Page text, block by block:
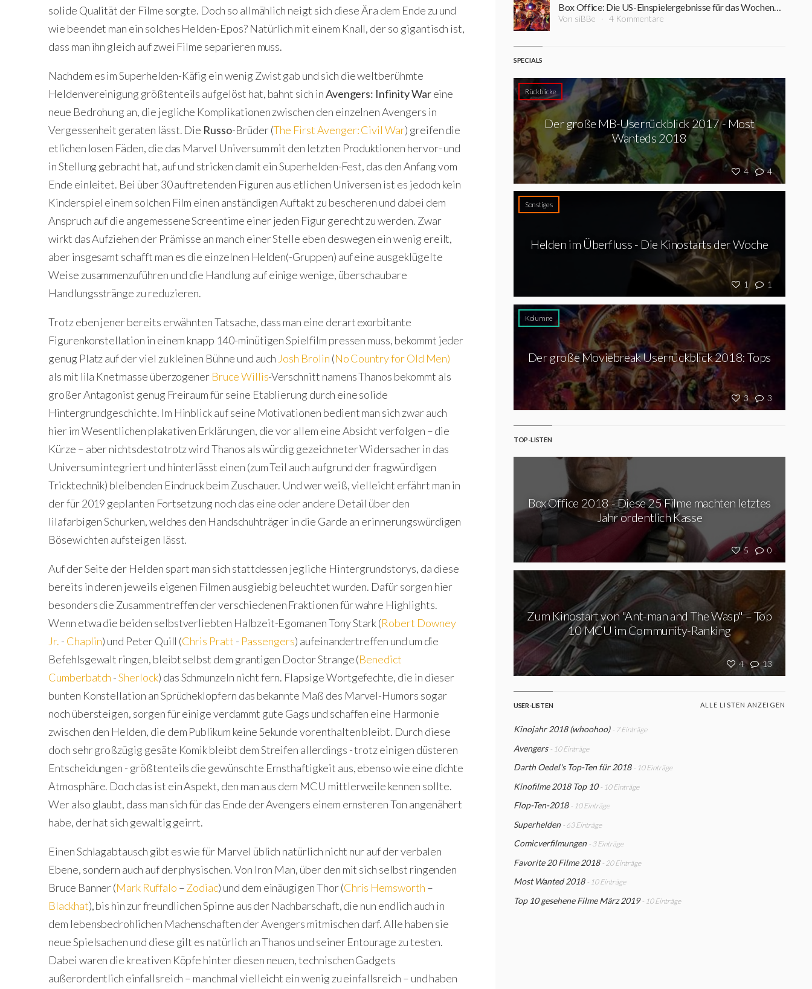
solide Qualität der Filme sorgte. Doch so allmählich neigt sich diese Ära dem Ende zu und
wie beendet man ein solches Helden-Epos? Natürlich mit einem Knall, der so gigantisch ist,
dass man ihn gleich auf zwei Filme separieren muss.
Nachdem es im Superhelden-Käfig ein wenig Zwist gab und sich die weltberühmte
Heldenvereinigung größtenteils aufgelöst hat, bahnt sich inAvengers: Infinity Wareine
neue Bedrohung an, die jegliche Komplikationen zwischen den einzelnen Avengers in
Vergessenheit geraten lässt. Die Russo-Brüder (The First Avenger: Civil War) greifen die
etlichen losen Fäden, die das Marvel Universum mit den letzten Produktionen hervor- und
in Stellung gebracht hat, auf und stricken damit ein Superhelden-Fest, das den Anfang vom
Ende einleitet. Bei über 30 auftretenden Figuren aus etlichen Universen ist es jedoch kein
Kinderspiel einem solchen Film einen anständigen Auftakt zu bescheren und dabei dem
Anspruch auf die angemessene Screentime einer jeden Figur gerecht zu werden. Zwar
wirkt das Aufziehen der Prämisse an manch einer Stelle eben deswegen ein wenig ereilt,
aber insgesamt schafft man es die einzelnen Helden(-Gruppen) auf eine ausgeklügelte
Weise zusammenzuführen und die Handlung auf einige wenige, überschaubare
Handlungsstränge zu reduzieren.
Trotz eben jener bereits erwähnten Tatsache, dass man eine derart exorbitante
Figurenkonstellation in einem knapp 140-minütigen Spielfilm pressen muss, bekommt jeder
genug Platz auf der viel zu kleinen Bühne und auch Josh Brolin (No Country for Old Men)
als mit lila Knetmasse überzogener Bruce Willis-Verschnitt namens Thanos bekommt als
großer Antagonist genug Freiraum für seine Etablierung durch eine solide
Hintergrundgeschichte. Im Hinblick auf seine Motivationen bedient man sich zwar auch
hier im Wesentlichen plakativen Erklärungen, die vor allem eine Absicht verfolgen – die
Kürze – aber nichtsdestotrotz wird Thanos als würdig gezeichneter Widersacher in das
Universum integriert und hinterlässt einen (zum Teil auch aufgrund der fragwürdigen
Tricktechnik) bleibenden Eindruck beim Zuschauer. Und wer weiß, vielleicht erfährt man in
der für 2019 geplanten Fortsetzung noch das eine oder andere Detail über den
lilafarbigen Schurken, welches den Handschuhträger in die Garde an erinnerungswürdigen
Bösewichten aufsteigen lässt.
Auf der Seite der Helden spart man sich stattdessen jegliche Hintergrundstorys, da diese
bereits in deren jeweils eigenen Filmen ausgiebig beleuchtet wurden. Dafür sorgen hier
besonders die Zusammentreffen der verschiedenen Fraktionen für wahre Highlights.
Wenn etwa die beiden selbstverliebten Halbzeit-Egomanen Tony Stark (Robert Downey
Jr. - Chaplin) und Peter Quill (Chris Pratt - Passengers) aufeinandertreffen und um die
Befehlsgewalt ringen, bleibt selbst dem grantigen Doctor Strange (Benedict
Cumberbatch -Sherlock) das Schmunzeln nicht fern. Flapsige Wortgefechte, die in dieser
bunten Konstellation an Sprücheklopfern das bekannte Maß des Marvel-Humors sogar
noch übersteigen, sorgen für einige verdammt gute Gags und schaffen eine Harmonie
zwischen den Helden, die dem Publikum keine Sekunde vorenthalten bleibt. Durch diese
doch sehr großzügig gesäte Komik bleibt dem Streifen allerdings - trotz einigen düsteren
Entscheidungen - größtenteils die gewünschte Ernsthaftigkeit aus, ebenso wie eine dichte
Atmosphäre. Doch das ist ein Aspekt, den man aus dem MCU mittlerweile kennen sollte.
Wer also glaubt, dass man sich für das Ende der Avengers einem ernsteren Ton angenähert
habe, der hat sich gewaltig geirrt.
Einen Schlagabtausch gibt es wie für Marvel üblich natürlich nicht nur auf der verbalen
Ebene, sondern auch auf der physischen. Von Iron Man, über den mit sich selbst ringenden
Bruce Banner (Mark Ruffalo –Zodiac) und dem einäugigen Thor (Chris Hemsworth –
Blackhat), bis hin zur freundlichen Spinne aus der Nachbarschaft, die nun endlich auch in
dem lebensbedrohlichen Machenschaften der Avengers mitmischen darf. Alle haben sie
neue Spielsachen und diese gilt es natürlich an Thanos und seiner Entourage zu testen.
Dabei waren die kreativen Köpfe hinter diesen neuen, technischen Gadgets
außerordentlich einfallsreich – manchmal vielleicht ein wenig zu einfallsreich – und haben
Box Office: Die US-Einspielergebnisse für das Wochenende 27.04.-29.04.2018
Von siBBe 4 Kommentare
SPECIALS
Rückblicke
4 4
Der große MB-Userrückblick 2017 - Most
Wanteds 2018
Sonstiges
1 1
Helden im Überfluss - Die Kinostarts der Woche
Kolumne
3 3
Der große Moviebreak Userrückblick 2018: Tops
TOP-LISTEN
5 0
Box Office 2018 - Diese 25 Filme machten letztes
Jahr ordentlich Kasse
4 13
Zum Kinostart von "Ant-man and The Wasp" – Top
10 MCU im Community-Ranking
USER-LISTEN ALLE LISTEN ANZEIGEN
Kinojahr 2018 (whoohoo) - 7 Einträge
Avengers - 10 Einträge
Darth Oedel's Top-Ten für 2018 - 10 Einträge
Kinofilme 2018 Top 10 - 10 Einträge
Flop-Ten-2018 - 10 Einträge
Superhelden - 63 Einträge
Comicverfilmungen - 3 Einträge
Favorite 20 Filme 2018 - 20 Einträge
Most Wanted 2018 - 10 Einträge
Top 10 gesehene Filme März 2019 - 10 Einträge